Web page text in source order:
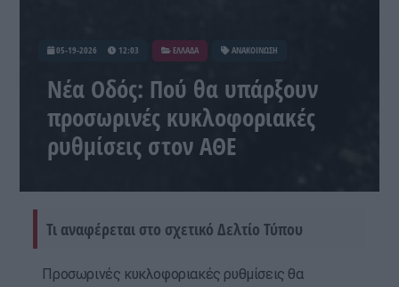
05-19-2026 12:03 ΕΛΛΑΔΑ ΑΝΑΚΟΙΝΩΣΗ
Νέα Οδός: Πού θα υπάρξουν
προσωρινές κυκλοφοριακές
ρυθμίσεις στον ΑΘΕ
Τι αναφέρεται στο σχετικό Δελτίο Τύπου
Προσωρινές κυκλοφοριακές ρυθμίσεις θα